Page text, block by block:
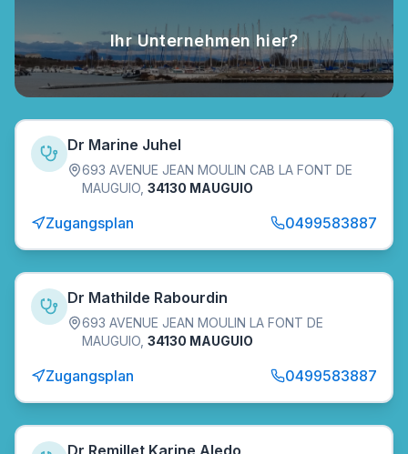
Ihr Unternehmen hier?
Dr Marine Juhel
693 AVENUE JEAN MOULIN CAB LA FONT DE
MAUGUIO 34130 MAUGUIO
Zugangsplan 0499583887
Dr Mathilde Rabourdin
693 AVENUE JEAN MOULIN LA FONT DE
MAUGUIO 34130 MAUGUIO
Zugangsplan 0499583887
Dr Remillet Karine Aledo